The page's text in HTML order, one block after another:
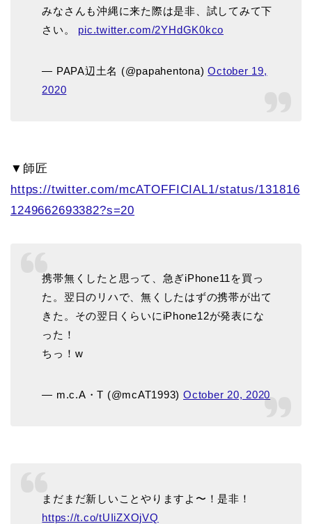
みなさんも沖縄に来た際は是非、試してみて下
さい。 pic.twitter.com/2YHdGK0kco
— PAPA辺土名 (@papahentona)October 19,
2020
▼師匠
https://twitter.com/mcATOFFICIAL1/status/131816
1249662693382?s=20
携帯無くしたと思って、急ぎiPhone11を買っ
た。翌日のリハで、無くしたはずの携帯が出て
きた。その翌日くらいにiPhone12が発表にな
った！
ちっ！w
— m.c.A・T (@mcAT1993) October 20, 2020
まだまだ新しいことやりますよ〜！是非！
https://t.co/tUIiZXOjVQ